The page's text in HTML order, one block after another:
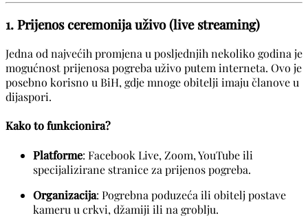
1. Prijenos ceremonija uživo (live streaming)
Jedna od najvećih promjena u posljednjih nekoliko godina je
mogućnost prijenosa pogreba uživo putem interneta. Ovo je
posebno korisno u BiH, gdje mnoge obitelji imaju članove u
dijaspori.
Kako to funkcionira?
Platforme: Facebook Live, Zoom, YouTube ili
specijalizirane stranice za prijenos pogreba.
Organizacija: Pogrebna poduzeća ili obitelj postave
kameru u crkvi, džamiji ili na groblju.